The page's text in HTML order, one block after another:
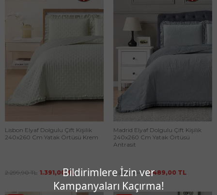
Bildirimlere İzin ver
Kampanyaları Kaçırma!
Lisbon Elyaf Dolgulu Çift Kişilik
240x260 Cm Yatak Örtüsü Krem
2.299,90TL 1.391,00TL
Madrid Elyaf Dolgulu Çift Kişilik
240x260 Cm Yatak Örtüsü
Antrasit
2.299,90TL 1.489,00 TL